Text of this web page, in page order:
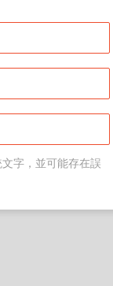
字，並可能存在誤